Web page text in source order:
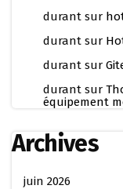
durant sur
durant sur
durant sur
durant sur
équipement
Archives
juin 2026